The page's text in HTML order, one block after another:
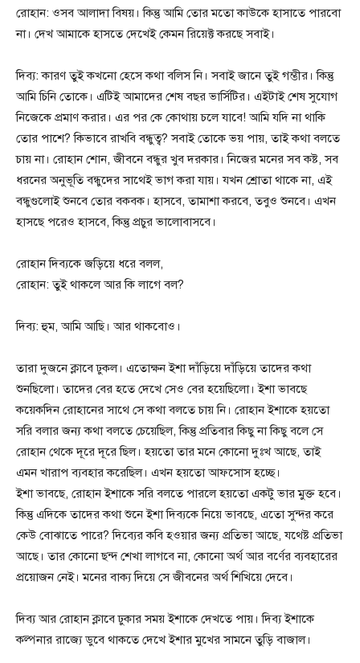
রোহান: ওসব আলাদা বিষয়। কিন্তু আমি তোর মতো কাউকে হাসাতে পারবো
না। দেখ আমাকে হাসতে দেখেই কেমন রিয়েক্ট করছে সবাই।
দিব্য: কারণ তুই কখনো হেসে কথা বলিস নি। সবাই জানে তুই গম্ভীর। কিন্তু
আমি চিনি তোকে। এটিই আমাদের শেষ বছর ভার্সিটির। এইটাই শেষ সুযোগ
নিজেকে প্রমাণ করার। এর পর কে কোথায় চলে যাবে! আমি যদি না থাকি
তোর পাশে? কিভাবে রাখবি বন্ধুত্ব? সবাই তোকে ভয় পায়, তাই কথা বলতে
চায় না। রোহান শোন, জীবনে বন্ধুর খুব দরকার। নিজের মনের সব কষ্ট, সব
ধরনের অনুভূতি বন্ধুদের সাথেই ভাগ করা যায়। যখন শ্রোতা থাকে না, এই
বন্ধুগুলোই শুনবে তোর বকবক। হাসবে, তামাশা করবে, তবুও শুনবে। এখন
হাসছে পরেও হাসবে, কিন্তু প্রচুর ভালোবাসবে।
রোহান দিব্যকে জড়িয়ে ধরে বলল,
রোহান: তুই থাকলে আর কি লাগে বল?
দিব্য: হুম, আমি আছি। আর থাকবোও।
তারা দুজনে ক্লাবে ঢুকল। এতোক্ষন ইশা দাঁড়িয়ে দাঁড়িয়ে তাদের কথা
শুনছিলো। তাদের বের হতে দেখে সেও বের হয়েছিলো। ইশা ভাবছে
কয়েকদিন রোহানের সাথে সে কথা বলতে চায় নি। রোহান ইশাকে হয়তো
সরি বলার জন্য কথা বলতে চেয়েছিল, কিন্তু প্রতিবার কিছু না কিছু বলে সে
রোহান থেকে দূরে দূরে ছিল। হয়তো তার মনে কোনো দুঃখ আছে, তাই
এমন খারাপ ব্যবহার করেছিল। এখন হয়তো আফসোস হচ্ছে।
ইশা ভাবছে, রোহান ইশাকে সরি বলতে পারলে হয়তো একটু ভার মুক্ত হবে।
কিন্তু এদিকে তাদের কথা শুনে ইশা দিব্যকে নিয়ে ভাবছে, এতো সুন্দর করে
কেউ বোঝাতে পারে? দিব্যের কবি হওয়ার জন্য প্রতিভা আছে, যথেষ্ট প্রতিভা
আছে। তার কোনো ছন্দ শেখা লাগবে না, কোনো অর্থ আর বর্ণের ব্যবহারের
প্রয়োজন নেই। মনের বাক্য দিয়ে সে জীবনের অর্থ শিখিয়ে দেবে।
দিব্য আর রোহান ক্লাবে ঢুকার সময় ইশাকে দেখতে পায়। দিব্য ইশাকে
কল্পনার রাজ্যে ডুবে থাকতে দেখে ইশার মুখের সামনে তুড়ি বাজাল।